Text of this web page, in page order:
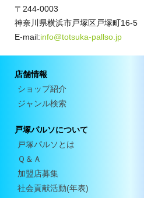
〒244-0003
神奈川県横浜市戸塚区戸塚町16-5
E-mail:info@totsuka-pallso.jp
店舗情報
ショップ紹介
ジャンル検索
戸塚パルソについて
戸塚パルソとは
Ｑ＆Ａ
加盟店募集
社会貢献活動(年表)